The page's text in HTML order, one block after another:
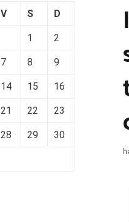
V S D
1 2
7 8 9
14 15 16
21 22 23
28 29 30